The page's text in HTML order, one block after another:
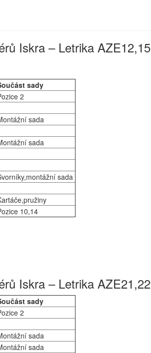
Iskra – Letrika
sady
2
sada
sada
sada
10,14
Iskra – Letrika
sady
2
sada
sada